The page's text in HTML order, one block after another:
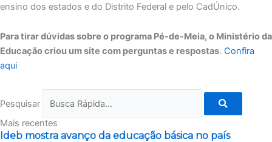
ensino dos estados e do Distrito Federal e pelo CadÚnico.
Para tirar dúvidas sobre o programa Pé-de-Meia, o Ministério da
Educação criou um site com perguntas e respostas. Confira
aqui
Pesquisar
Mais recentes
Ideb mostra avanço da educação básica no país